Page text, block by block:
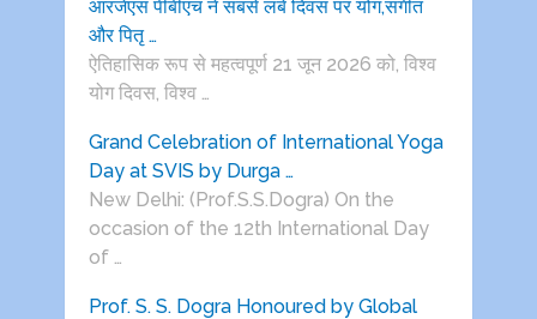
आरजेएस पीबीएच ने सबसे लंबे दिवस पर योग,संगीत
और पितृ …
ऐतिहासिक रूप से महत्वपूर्ण 21 जून 2026 को, विश्व
योग दिवस, विश्व …
Grand Celebration of International Yoga
Day at SVIS by Durga …
New Delhi: (Prof.S.S.Dogra) On the
occasion of the 12th International Day
of …
Prof. S. S. Dogra Honoured by Global